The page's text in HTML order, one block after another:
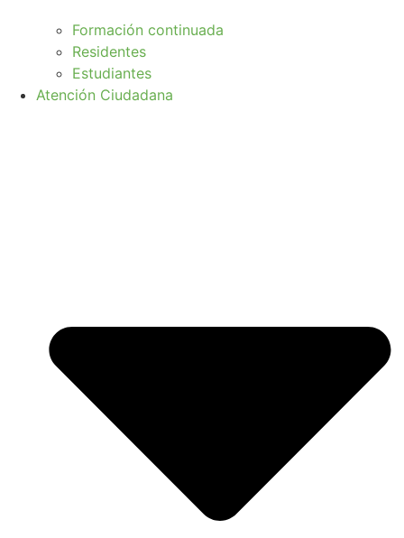
Formación continuada
Residentes
Estudiantes
Atención Ciudadana